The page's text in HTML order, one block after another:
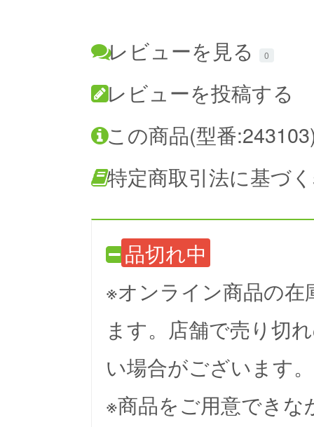
レビューを見る 0
レビューを投稿する
この商品(型番
特定商取引法に基づ
品切れ中
※オンライン商品の
ます。店舗で売り切
い場合がございます。
※商品をご用意でき